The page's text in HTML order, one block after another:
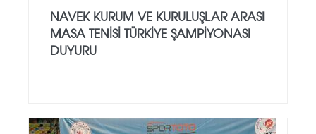
NAVEK KURUM VE KURULUŞLAR ARASI
MASA TENISI TÜRKIYE ŞAMPIYONASI
DUYURU